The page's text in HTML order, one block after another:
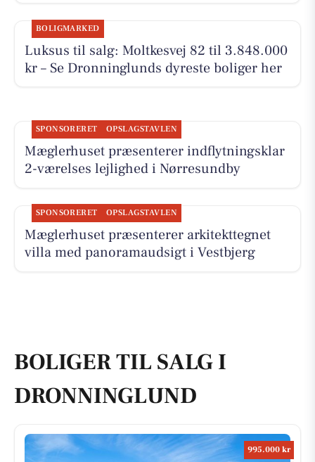
BOLIGMARKED
Luksus til salg: Moltkesvej 82 til 3.848.000
kr – Se Dronninglunds dyreste boliger her
SPONSORERET OPSLAGSTAVLEN
Mæglerhuset præsenterer indflytningsklar
2-værelses lejlighed i Nørresundby
SPONSORERET OPSLAGSTAVLEN
Mæglerhuset præsenterer arkitekttegnet
villa med panoramaudsigt i Vestbjerg
BOLIGER TIL SALG I
DRONNINGLUND
995.000 kr